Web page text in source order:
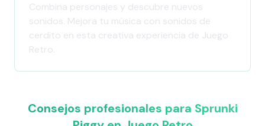
Combina personajes y descubre nuevos
sonidos. Mejora tu música con sonidos de
cerdito en esta creativa experiencia de Juego
Retro.
Consejos profesionales para Sprunki